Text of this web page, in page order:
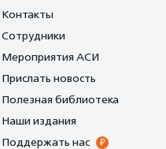
Контакты
Сотрудники
Мероприятия АСИ
Прислать новость
Полезная библиотека
Наши издания
Поддержать нас